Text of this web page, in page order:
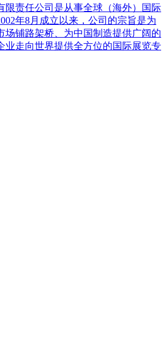
限责任公司是从事全球（海外）国际
年8月成立以来，公司的宗旨是为
场铺路架桥、为中国制造提供广阔的
业走向世界提供全方位的国际展览专